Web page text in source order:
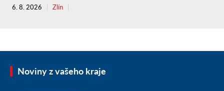
6. 8. 2026 Zlín
Noviny z vašeho kraje